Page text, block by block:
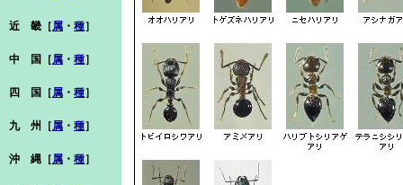
近 畿［属 ・ 種］
中 国［属 ・ 種］
四 国［属 ・ 種］
九 州［属 ・ 種］
沖 縄［属 ・ 種］